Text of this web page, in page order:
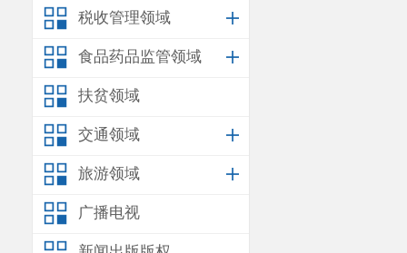
税收管理领域
食品药品监管领域
扶贫领域
交通领域
旅游领域
广播电视